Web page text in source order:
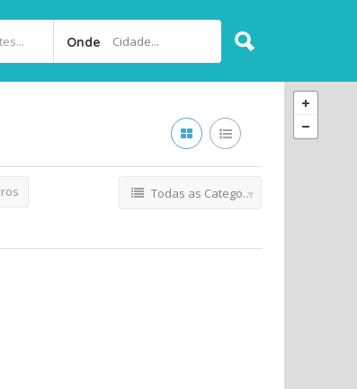
Onde Cidade...
Todas as Categorias